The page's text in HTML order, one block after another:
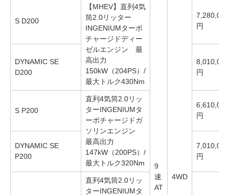
S D200
【MHEV】直列4気
筒2.0リッター
INGENIUMターボ
チャージドディー
ゼルエンジン 最
高出力
150kW（204PS）/
最大トルク430Nm
9
速
AT
4WD
7,280,000
円
DYNAMIC SE
D200
8,010,000
円
S P200
直列4気筒2.0リッ
ターINGENIUMタ
ーボチャージドガ
ソリンエンジン
最高出力
147kW（200PS）/
最大トルク320Nm
6,610,000
円
DYNAMIC SE
P200
7,010,000
円
直列4気筒2.0リッ
ターINGENIUMタ